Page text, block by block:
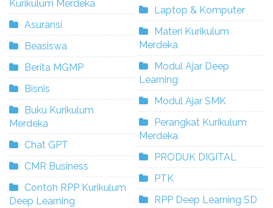
Kurikulum Merdeka
Asuransi
Beasiswa
Berita MGMP
Bisnis
Buku Kurikulum
Merdeka
Chat GPT
CMR Business
Contoh RPP Kurikulum
Deep Learning
Laptop & Komputer
Materi Kurikulum
Merdeka
Modul Ajar Deep
Learning
Modul Ajar SMK
Perangkat Kurikulum
Merdeka
PRODUK DIGITAL
PTK
RPP Deep Learning SD